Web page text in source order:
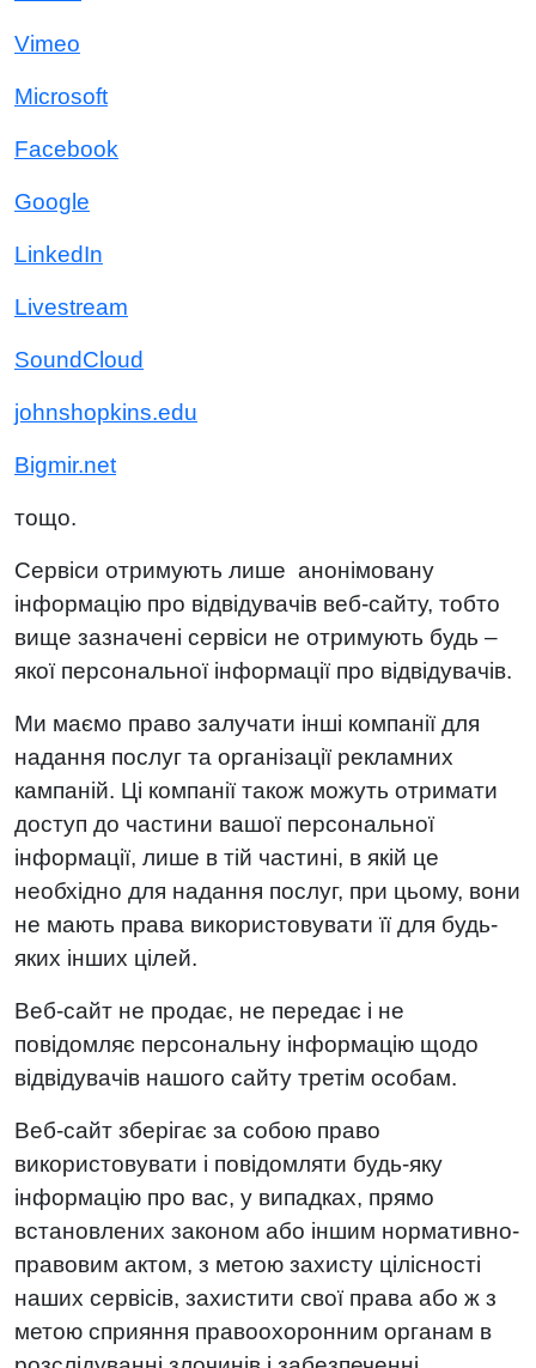
Vimeo
Microsoft
Facebook
Google
LinkedIn
Livestream
SoundCloud
johnshopkins.edu
Bigmir.net
тощо.
Сервіси отримують лише анонімовану
інформацію про відвідувачів веб-сайту, тобто
вище зазначені сервіси не отримують будь –
якої персональної інформації про відвідувачів.
Ми маємо право залучати інші компанії для
надання послуг та організації рекламних
кампаній. Ці компанії також можуть отримати
доступ до частини вашої персональної
інформації, лише в тій частині, в якій це
необхідно для надання послуг, при цьому, вони
не мають права використовувати її для будь-
яких інших цілей.
Веб-сайт не продає, не передає і не
повідомляє персональну інформацію щодо
відвідувачів нашого сайту третім особам.
Веб-сайт зберігає за собою право
використовувати і повідомляти будь-яку
інформацію про вас, у випадках, прямо
встановлених законом або іншим нормативно-
правовим актом, з метою захисту цілісності
наших сервісів, захистити свої права або ж з
метою сприяння правоохоронним органам в